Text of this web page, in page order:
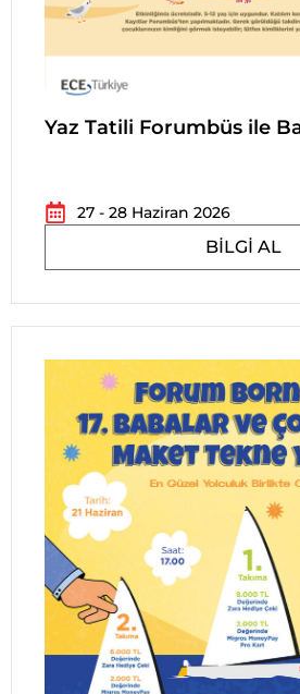
Yaz Tatili Forumbüs ile
27 - 28 Haziran 2026
BILGI AL